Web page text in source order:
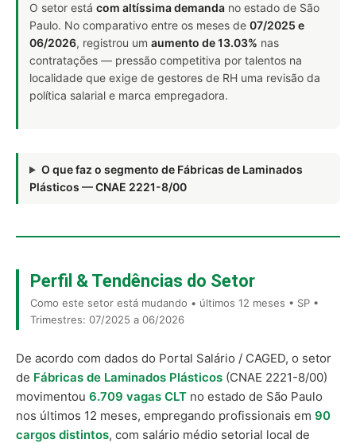
O setor está com altíssima demanda no estado de São
Paulo. No comparativo entre os meses de 07/2025 e
06/2026, registrou um aumento de 13.03% nas
contratações — pressão competitiva por talentos na
localidade que exige de gestores de RH uma revisão da
política salarial e marca empregadora.
O que faz o segmento de Fábricas de Laminados
Plásticos — CNAE 2221-8/00
Perfil & Tendências do Setor
Como este setor está mudando • últimos 12 meses • SP •
Trimestres: 07/2025 a 06/2026
De acordo com dados do Portal Salário / CAGED, o setor
de Fábricas de Laminados Plásticos (CNAE 2221-8/00)
movimentou 6.709 vagas CLT no estado de São Paulo
nos últimos 12 meses, empregando profissionais em 90
cargos distintos, com salário médio setorial local de